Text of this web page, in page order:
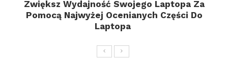
Zwiększ Wydajność Swojego Laptopa Za
Pomocą Najwyżej Ocenianych Części Do
Laptopa